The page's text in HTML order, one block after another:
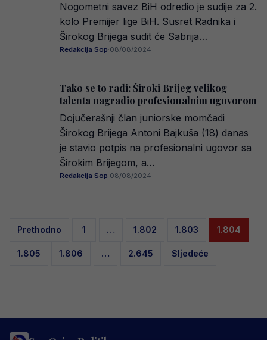
Nogometni savez BiH odredio je sudije za 2.
kolo Premijer lige BiH. Susret Radnika i
Širokog Brijega sudit će Sabrija…
Redakcija Sop·08/08/2024
Tako se to radi: Široki Brijeg velikog
talenta nagradio profesionalnim ugovorom
Dojučerašnji član juniorske momčadi
Širokog Brijega Antoni Bajkuša (18) danas
je stavio potpis na profesionalni ugovor sa
Širokim Brijegom, a…
Redakcija Sop·08/08/2024
Posts
pagination
Prethodno 1 … 1.802 1.803 1.804
1.805 1.806 … 2.645 Sljedeće